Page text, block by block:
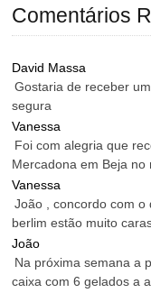
Comentários
David Massa
Gostaria de receber
segura
Vanessa
Foi com alegria que
Mercadona em Beja no
Vanessa
João , concordo com o
berlim estão muito caras
João
Na próxima semana a
caixa com 6 gelados a